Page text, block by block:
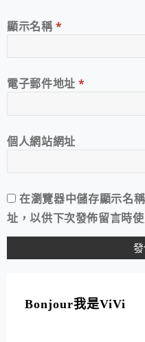
顯示名稱*
電子郵件地址*
個人網站網址
在瀏覽器中儲存顯示名
址，以供下次發佈留言時使
Bonjour我是ViVi